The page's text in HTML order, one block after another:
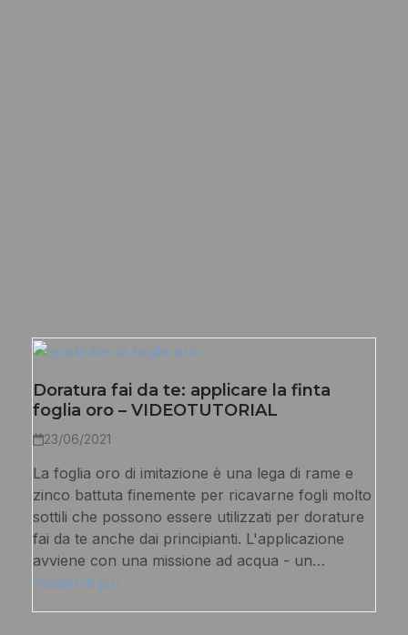
Doratura fai da te: applicare la finta
foglia oro – VIDEOTUTORIAL
23/06/2021
La foglia oro di imitazione è una lega di rame e
zinco battuta finemente per ricavarne fogli molto
sottili che possono essere utilizzati per dorature
fai da te anche dai principianti. L'applicazione
avviene con una missione ad acqua - un…
Scopri di più